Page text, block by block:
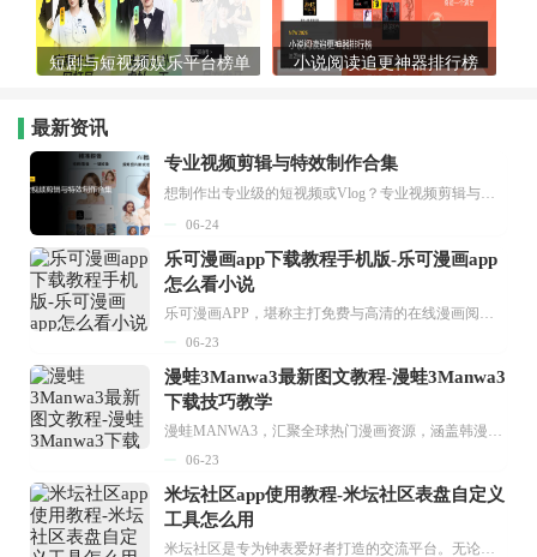
短剧与短视频娱乐平台榜单 小说阅读追更神器排行榜
最新资讯
专业视频剪辑与特效制作合集
想制作出专业级的短视频或Vlog？专业视频剪辑与特效制作大全专题为你提供了从剪辑、抠像到特效包装的全套解决方案。无论是添加炫酷的片头、进行精准的视频抠图，还是制...
06-24
乐可漫画app下载教程手机版-乐可漫画app
怎么看小说
06-23
漫蛙3Manwa3最新图文教程-漫蛙3Manwa3
下载技巧教学
06-23
米坛社区app使用教程-米坛社区表盘自定义
工具怎么用